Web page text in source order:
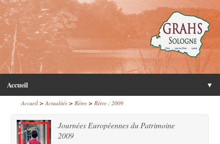
Accueil ▼
Accueil> Actualités> Rétro> Rétro : 2009
Journées Européennes du Patrimoine
2009